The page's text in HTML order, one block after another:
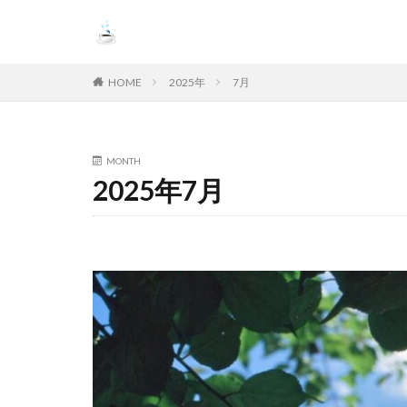
HOME 2025年 7月
MONTH
2025年7月